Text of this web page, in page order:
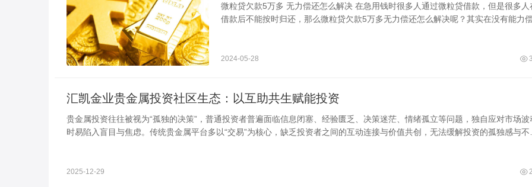
微粒贷欠款5万多 无力偿还怎么解决 在急用钱时很多人通过微粒贷借款，但是很多人在
借款后不能按时归还，那么微粒贷欠款5万多无力偿还怎么解决呢？其实在没有能力偿
2024-05-28
汇凯金业贵金属投资社区生态：以互助共生赋能投资
贵金属投资往往被视为“孤独的决策”，普通投资者普遍面临信息闭塞、经验匮乏、决策迷茫、情绪孤立等问题，独自应对市场波
时易陷入盲目与焦虑。传统贵金属平台多以“交易”为核心，缺乏投资者之间的互动连接与价值共创，无法缓解投资的孤独感与不
2025-12-29